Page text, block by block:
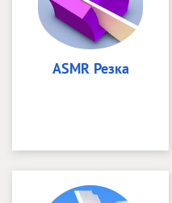
ASMR Резка